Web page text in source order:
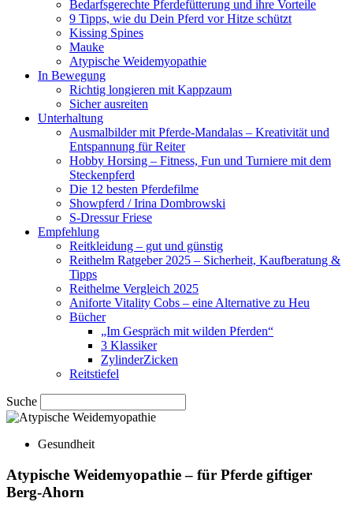
Bedarfsgerechte Pferdefütterung und ihre Vorteile
9 Tipps, wie du Dein Pferd vor Hitze schützt
Kissing Spines
Mauke
Atypische Weidemyopathie
In Bewegung
Richtig longieren mit Kappzaum
Sicher ausreiten
Unterhaltung
Ausmalbilder mit Pferde-Mandalas – Kreativität und
Entspannung für Reiter
Hobby Horsing – Fitness, Fun und Turniere mit dem
Steckenpferd
Die 12 besten Pferdefilme
Showpferd / Irina Dombrowski
S-Dressur Friese
Empfehlung
Reitkleidung – gut und günstig
Reithelm Ratgeber 2025 – Sicherheit, Kaufberatung &
Tipps
Reithelme Vergleich 2025
Aniforte Vitality Cobs – eine Alternative zu Heu
Bücher
„Im Gespräch mit wilden Pferden“
3 Klassiker
ZylinderZicken
Reitstiefel
Suche
Gesundheit
Atypische Weidemyopathie – für Pferde giftiger
Berg-Ahorn